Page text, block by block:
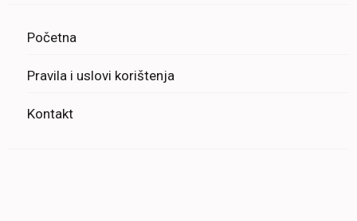
Početna
Pravila i uslovi korištenja
Kontakt